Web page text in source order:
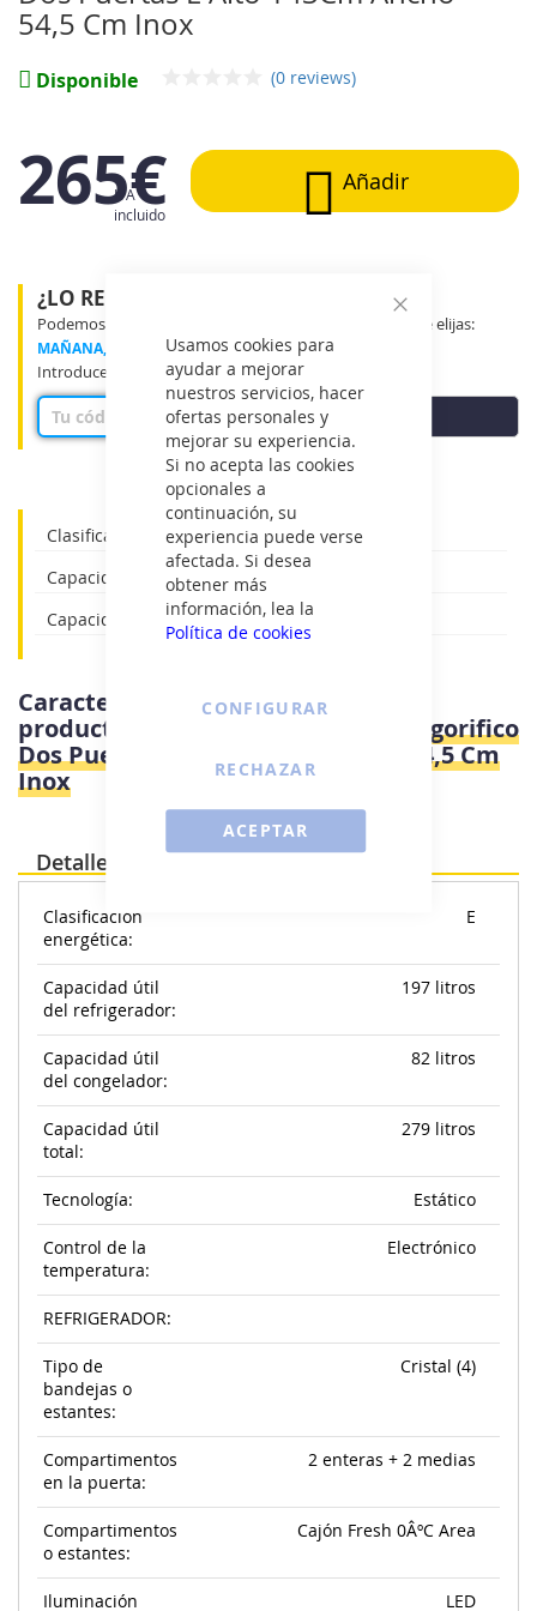
Cerrar
Usamos cookies para
ayudar a mejorar
nuestros servicios, hacer
ofertas personales y
mejorar su experiencia.
Si no acepta las cookies
opcionales a
continuación, su
experiencia puede verse
afectada. Si desea
obtener más
información, lea la
Política de cookies
ACEPTAR
CONFIGURAR
RECHAZAR
54,5 Cm Inox
Disponible (0 reviews)
265€
IVA
incluido
Añadir
¿LO RECIBIRÉ MAÑANA?
Podemos entregar tu producto en el tramo horario que elijas:
MAÑANA, MEDIO DÍA o TARDE
Introduce tu código postal para ver disponibilidad
COMPROBAR
Clasificación energética: E
Capacidad útil del refrigerador: 197 litros
Capacidad útil del congelador: 82 litros
galería
de
Características e información del
producto
Candy CNDQ2S514EX - Frigorifico
Dos Puertas E Alto 143Cm Ancho 54,5 Cm
Inox
Detalles
Clasificación
energética:
E
Capacidad útil
del refrigerador:
197 litros
Capacidad útil
del congelador:
82 litros
Capacidad útil
total:
279 litros
Tecnología: Estático
Control de la
temperatura:
Electrónico
REFRIGERADOR:
Tipo de
bandejas o
estantes:
Cristal (4)
Compartimentos
en la puerta:
2 enteras + 2 medias
Compartimentos
o estantes:
Cajón Fresh 0ÂºC Area
Iluminación LED